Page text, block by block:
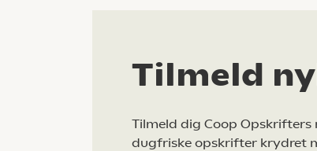
Tilmeld
Tilmeld dig Coop
dugfriske opskrifter krydret